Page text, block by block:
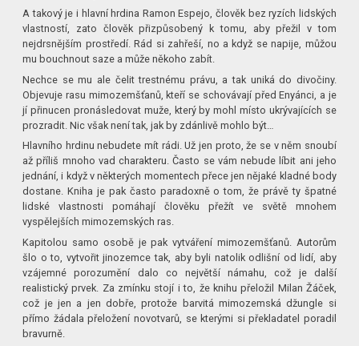
A takový je i hlavní hrdina Ramon Espejo, člověk bez ryzích lidských
vlastností, zato člověk přizpůsobený k tomu, aby přežil v tom
nejdrsnějším prostředí. Rád si zahřeší, no a když se napije, můžou
mu bouchnout saze a může někoho zabít.
Nechce se mu ale čelit trestnému právu, a tak uniká do divočiny.
Objevuje rasu mimozemšťanů, kteří se schovávají před Enyánci, a je
jí přinucen pronásledovat muže, který by mohl místo ukrývajících se
prozradit. Nic však není tak, jak by zdánlivě mohlo být…
Hlavního hrdinu nebudete mít rádi. Už jen proto, že se v něm snoubí
až příliš mnoho vad charakteru. Často se vám nebude líbit ani jeho
jednání, i když v některých momentech přece jen nějaké kladné body
dostane. Kniha je pak často paradoxně o tom, že právě ty špatné
lidské vlastnosti pomáhají člověku přežít ve světě mnohem
vyspělejších mimozemských ras.
Kapitolou samo osobě je pak vytváření mimozemšťanů. Autorům
šlo o to, vytvořit jinozemce tak, aby byli natolik odlišní od lidí, aby
vzájemné porozumění dalo co největší námahu, což je další
realistický prvek. Za zmínku stojí i to, že knihu přeložil Milan Žáček,
což je jen a jen dobře, protože barvitá mimozemská džungle si
přímo žádala přeložení novotvarů, se kterými si překladatel poradil
bravurně.